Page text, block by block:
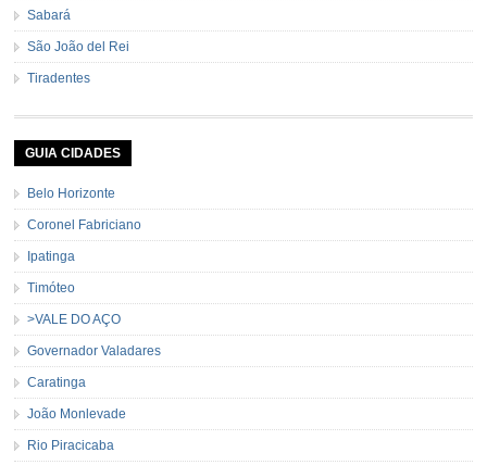
Sabará
São João del Rei
Tiradentes
GUIA CIDADES
Belo Horizonte
Coronel Fabriciano
Ipatinga
Timóteo
>VALE DO AÇO
Governador Valadares
Caratinga
João Monlevade
Rio Piracicaba